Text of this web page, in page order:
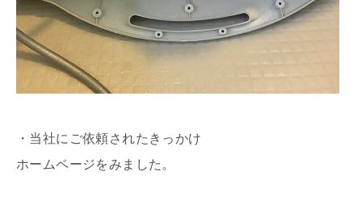
・当社にご依頼されたきっかけ
ホームページをみました。